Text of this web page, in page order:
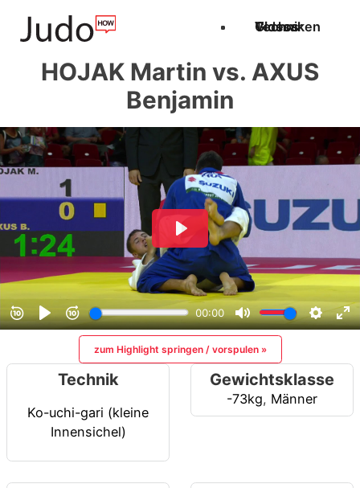
Techniken
Videos
Glossar
HOJAK Martin vs. AXUS
Benjamin
zum Highlight springen / vorspulen »
Technik
Ko-uchi-gari (kleine
Innensichel)
Gewichtsklasse
-73kg, Männer